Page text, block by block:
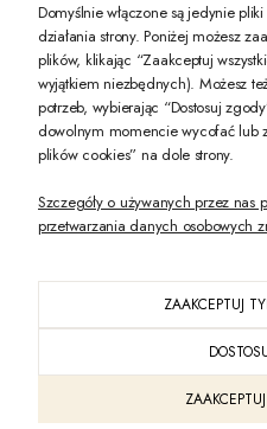
Twoje dane będą przetwarzane
POKAŻ PEŁNĄ
Sklep
PL
Domyślnie włączone są jedynie
działania strony. Poniżej możesz
plików, klikając “Zaakceptuj
wyjątkiem niezbędnych). Możesz
potrzeb, wybierając “Dostosuj
dowolnym momencie wycofać lub
plików cookies” na dole strony.
Szczegóły o używanych przez
przetwarzania danych osobowych
ZAAKCEPTUJ